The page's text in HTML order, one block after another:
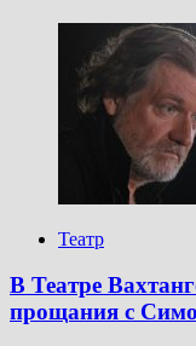
Театр
В Театре
прощания с